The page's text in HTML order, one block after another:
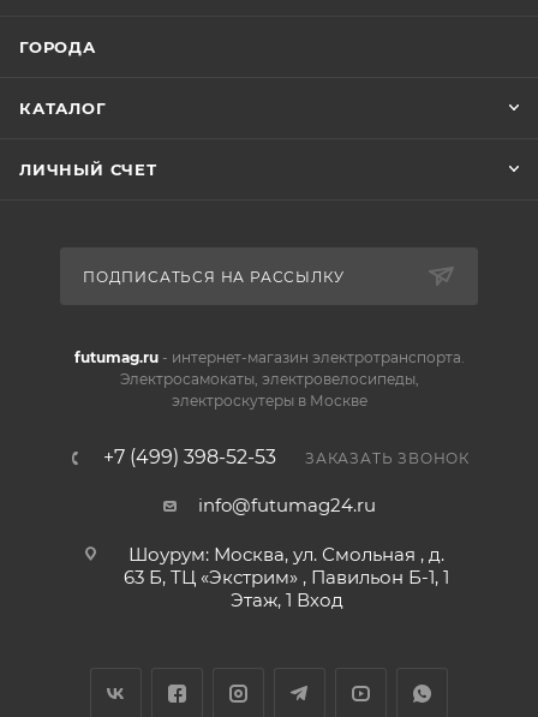
ГОРОДА
КАТАЛОГ
ЛИЧНЫЙ СЧЕТ
ПОДПИСАТЬСЯ НА РАССЫЛКУ
futumag.ru- интернет-магазин электротранспорта.
Электросамокаты, электровелосипеды,
электроскутеры в Москве
+7 (499) 398-52-53 ЗАКАЗАТЬ ЗВОНОК
info@futumag24.ru
Шоурум: Москва, ул. Смольная , д.
63 Б, ТЦ «Экстрим» , Павильон Б-1, 1
Этаж, 1 Вход